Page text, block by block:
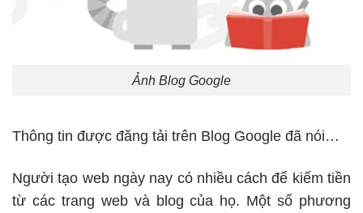
Ảnh Blog Google
Thông tin được đăng tải trên Blog Google đã nói…
Người tạo web ngày nay có nhiều cách để kiếm tiền
từ các trang web và blog của họ. Một số phương